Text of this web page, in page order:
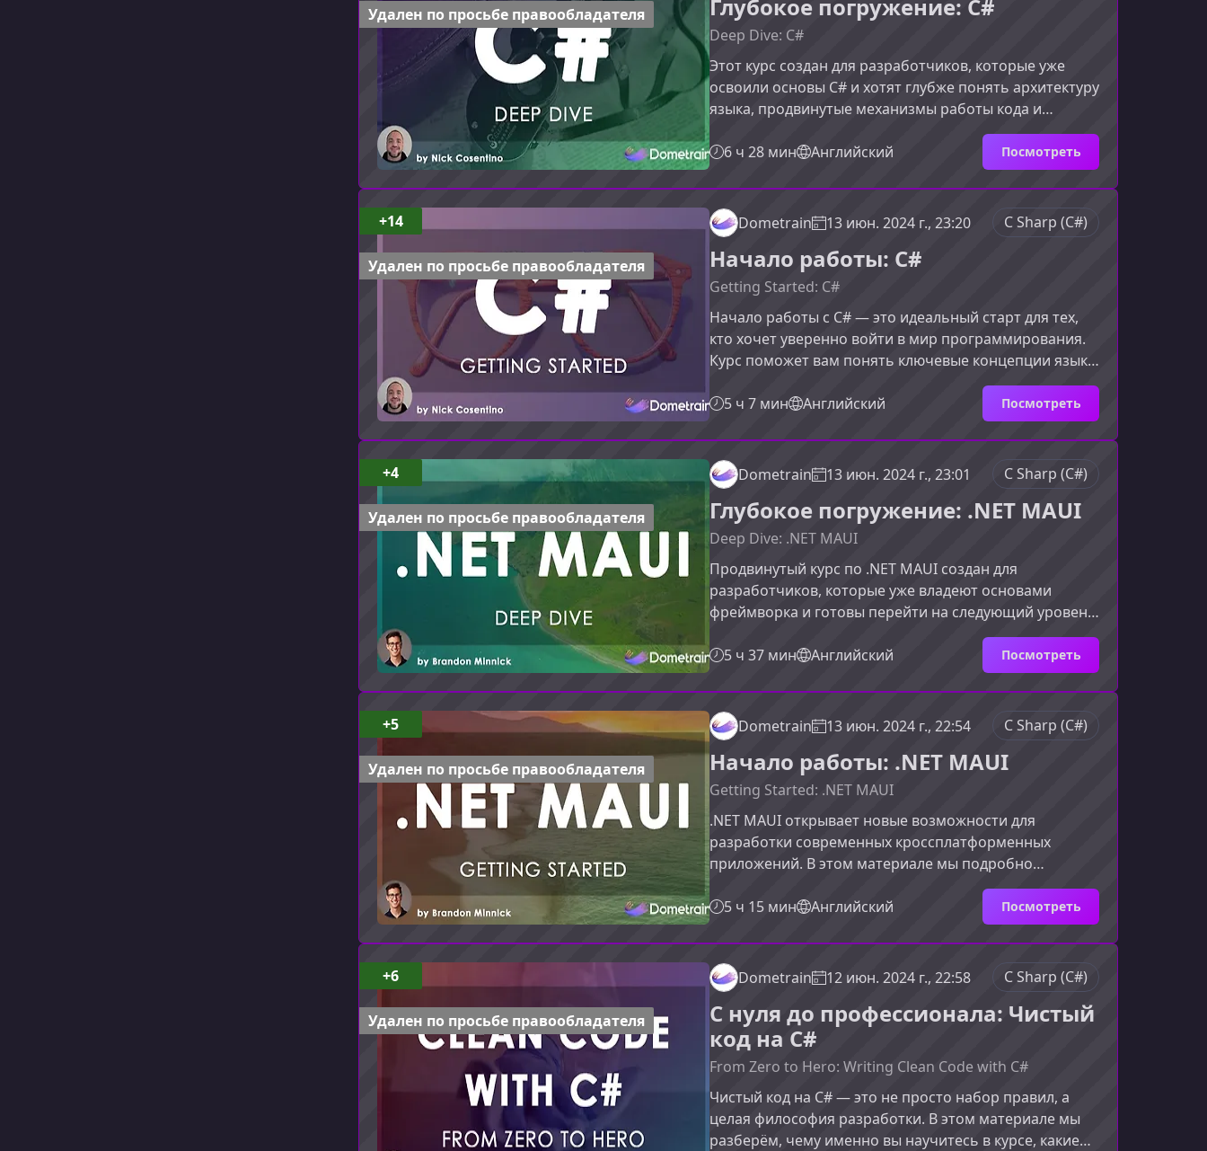
быстрее запускать проекты, улучшае
Глубокое погружение: C#
Deep Dive: C#
Этот курс создан для разработчиков, которые уже
освоили основы C# и хотят глубже понять архитектуру
языка, продвинутые механизмы работы кода и
эффективные шаблоны разработки. Материал
поможет вам выйти на новый уровень, расширив
программирования.Кому подойдет этот
курсОбучение будет полезно тем, кто: уже прошёл
базовый курс по C# и хочет двигаться дальше; изучает
устройство .NET и стремится работать с произво
6 ч 28 мин Английский Посмотреть
Удален по просьбе правообладателя
Dometrain 13 июн. 2024 г., 23:20 C Sharp (C#)
Начало работы: C#
Getting Started: C#
Начало работы с C# — это идеальный старт для тех,
кто хочет уверенно войти в мир программирования.
Курс поможет вам понять ключевые концепции языка,
освоить инструменты разработки и начать создавать
собственные проекты на основе реальных
примеров.О чем этот курсКурс разработан для
быстрого и структурированного погружения в язык
C#. Вы узнаете, как устроен язык, какие задачи он
решает, и почему его выбирают миллионы
разработчиков по всему миру
5 ч 7 мин Английский Посмотреть
+14
Удален по просьбе правообладателя
Dometrain 13 июн. 2024 г., 23:01 C Sharp (C#)
Глубокое погружение: .NET MAUI
Deep Dive: .NET MAUI
Продвинутый курс по .NET MAUI создан для
разработчиков, которые уже владеют основами
фреймворка и готовы перейти на следующий уровень
глубины и технической экспертизы. В этом материале
вы узнаете, какие навыки и знания получите, чему
научитесь и чем уникален курс «Глубокое погружение
в .NET MAUI».Что представляет собой продвинутое
обучение .NET MAUIКурс раскрывает ключевые
механизмы платформы, которые недоступны на
базовом уровне. Обучение ори
5 ч 37 мин Английский Посмотреть
+4
Удален по просьбе правообладателя
Dometrain 13 июн. 2024 г., 22:54 C Sharp (C#)
Начало работы: .NET MAUI
Getting Started: .NET MAUI
.NET MAUI открывает новые возможности для
разработки современных кроссплатформенных
приложений. В этом материале мы подробно
рассмотрим, что делает .NET MAUI мощным
инструментом, какие преимущества он дает
разработчикам и как этот курс поможет вам уверенно
начать работу с платформой.Что такое .NET MAUI и
почему он важен.NET Multi-platform App UI (.NET MAUI)
— это эволюция Xamarin.Forms, объединяющая
развитие приложений для мобильных и настольн
5 ч 15 мин Английский Посмотреть
+5
Удален по просьбе правообладателя
Dometrain 12 июн. 2024 г., 22:58 C Sharp (C#)
С нуля до профессионала: Чистый
код на C#
From Zero to Hero: Writing Clean Code with C#
Чистый код на C# — это не просто набор правил, а
целая философия разработки. В этом материале мы
разберём, чему именно вы научитесь в курсе, какие
+6
Удален по просьбе правообладателя